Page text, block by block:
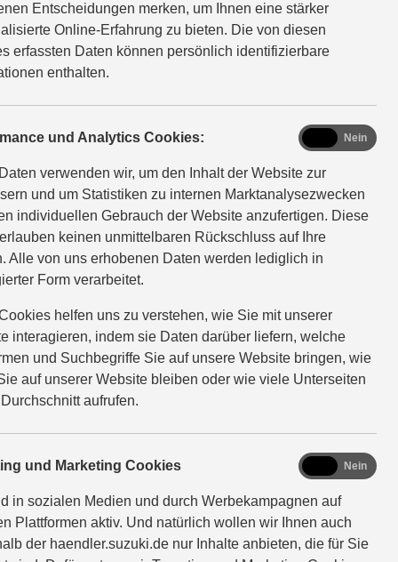
Entscheidungen merken, um Ihnen eine stärker
Online-Erfahrung zu bieten. Die von diesen
erfassten Daten können persönlich identifizierbare
enthalten.
und Analytics Cookies:
verwenden wir, um den Inhalt der Website zur
und um Statistiken zu internen Marktanalysezwecken
individuellen Gebrauch der Website anzufertigen. Diese
keinen unmittelbaren Rückschluss auf Ihre
Alle von uns erhobenen Daten werden lediglich in
Form verarbeitet.
helfen uns zu verstehen, wie Sie mit unserer
interagieren, indem sie Daten darüber liefern, welche
und Suchbegriffe Sie auf unsere Website bringen, wie
auf unserer Website bleiben oder wie viele Unterseiten
aufrufen.
analyticsNein
und Marketing Cookies
in sozialen Medien und durch Werbekampagnen auf
Plattformen aktiv. Und natürlich wollen wir Ihnen auch
der haendler.suzuki.de nur Inhalte anbieten, die für Sie
marketing
Nein
– extra für
Suzuki Engineering Standard für Ihr Fahrzeug entwickelt